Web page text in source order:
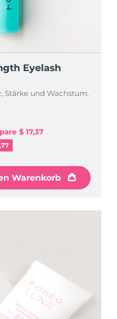
Eyelash
Stärke und Wachstum.
$ 17,37
Warenkorb